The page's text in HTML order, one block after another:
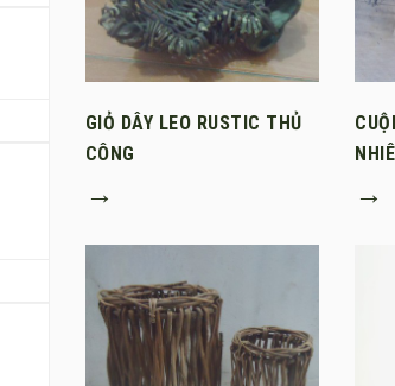
GIỎ DÂY LEO RUSTIC THỦ
CÔNG
→ →